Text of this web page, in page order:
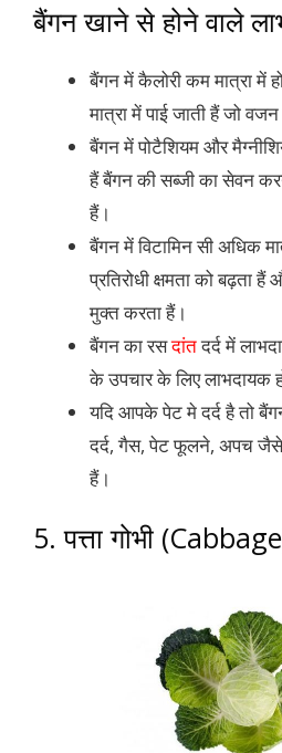
बैंगन खाने से होने वाले
बैंगन में कैलोरी कम मात्रा में
मात्रा में पाई जाती हैं जो
बैंगन में पोटैशियम और
हैं बैंगन की सब्जी का सेवन
हैं।
बैंगन में विटामिन सी अधिक
प्रतिरोधी क्षमता को बढ़ता
मुक्त करता हैं।
बैंगन का रसदांतदर्द में
के उपचार के लिए लाभदायक
यदि आपके पेट मे दर्द है तो
दर्द, गैस, पेट फूलने, अपच
हैं।
5. पत्ता गोभी